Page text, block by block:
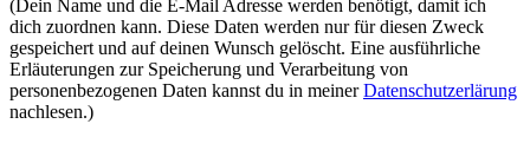
(Dein Name und die E-Mail Adresse werden benötigt, damit ich
dich zuordnen kann. Diese Daten werden nur für diesen Zweck
gespeichert und auf deinen Wunsch gelöscht. Eine ausführliche
Erläuterungen zur Speicherung und Verarbeitung von
personenbezogenen Daten kannst du in meinerDatenschutzerlärung
nachlesen.)